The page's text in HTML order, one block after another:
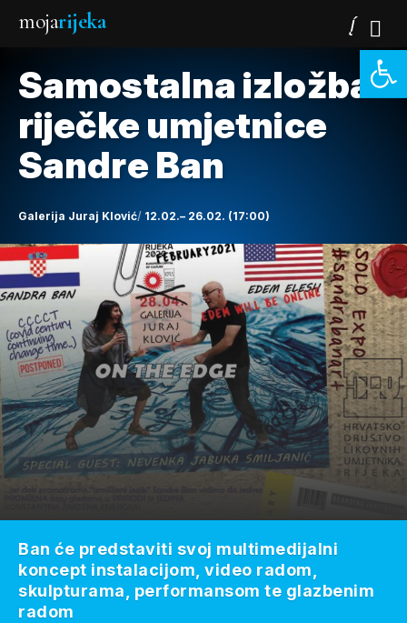
mojarijeka
Samostalna izložba
riječke umjetnice
Sandre Ban
Galerija Juraj Klović 12.02.– 26.02. (17:00)
Ban će predstaviti svoj multimedijalni
koncept instalacijom, video radom,
skulpturama, performansom te glazbenim
radom